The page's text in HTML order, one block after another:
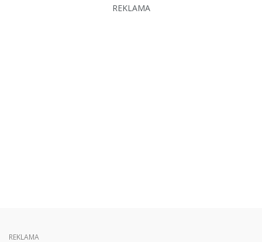
REKLAMA
REKLAMA